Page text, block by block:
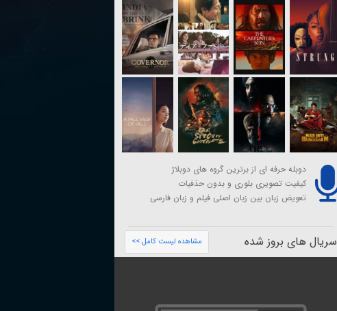
دوبله حرفه ای از برترین گروه های دوبلاژ
کیفیت تصویری بلوری و بدون حذفیات
تعویض زبان بین زبان اصلی فیلم و زبان فارسی
سریال های بروز شده مشاهده لیست کامل >>